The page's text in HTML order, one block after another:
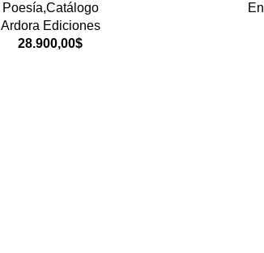
Poesía,Catálogo
Ardora Ediciones
28.900,00$